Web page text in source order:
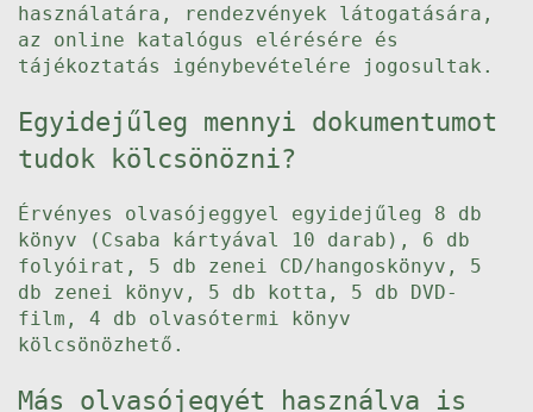
használatára, rendezvények látogatására,
az online katalógus elérésére és
tájékoztatás igénybevételére jogosultak.
Egyidejűleg mennyi dokumentumot
tudok kölcsönözni?
Érvényes olvasójeggyel egyidejűleg 8 db
könyv (Csaba kártyával 10 darab), 6 db
folyóirat, 5 db zenei CD/hangoskönyv, 5
db zenei könyv, 5 db kotta, 5 db DVD-
film, 4 db olvasótermi könyv
kölcsönözhető.
Más olvasójegyét használva is